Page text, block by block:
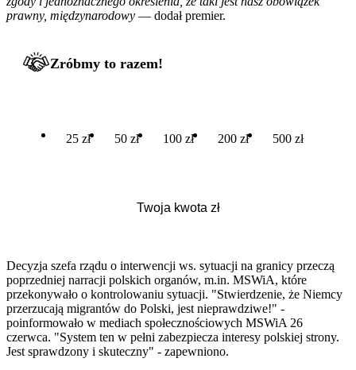
prawny, międzynarodowy — dodał premier.
Zróbmy to razem!
25 zł 50 zł 100 zł 200 zł 500 zł
Decyzja szefa rządu o interwencji ws. sytuacji na granicy przeczą
poprzedniej narracji polskich organów, m.in. MSWiA, które
przekonywało o kontrolowaniu sytuacji. "Stwierdzenie, że Niemcy
przerzucają migrantów do Polski, jest nieprawdziwe!" -
poinformowało w mediach społecznościowych MSWiA 26
czerwca. "System ten w pełni zabezpiecza interesy polskiej strony.
Jest sprawdzony i skuteczny" - zapewniono.